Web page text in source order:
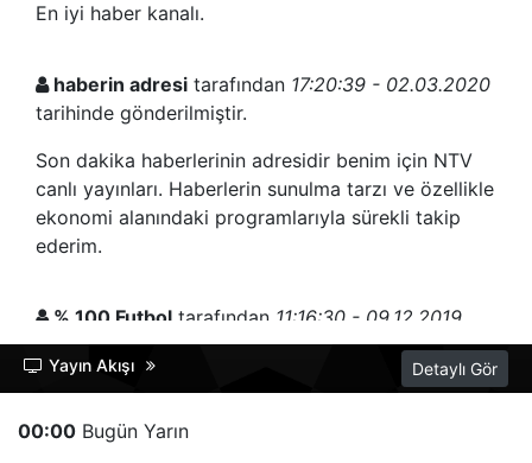
En iyi haber kanalı.
haberin adresi tarafından 17:20:39 - 02.03.2020
tarihinde gönderilmiştir.
Son dakika haberlerinin adresidir benim için NTV
canlı yayınları. Haberlerin sunulma tarzı ve özellikle
ekonomi alanındaki programlarıyla sürekli takip
ederim.
% 100 Futbol tarafından 11:16:30 - 09.12.2019
tarihinde gönderilmiştir.
NTV kanalında severek izlediğim içeriklerin
başında %100 Futbol başı çekmekte. Rıdvan
Dilmen'in nokta atışı yorumları ve farklı bakış açısı
Yayın Akışı Detaylı Gör
00:00 Bugün Yarın